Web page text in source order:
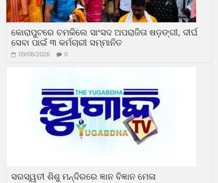
କୋରାପୁଟରେ ଚମକିଲେ ସାଂସଦ ଅପରାଜିତା ଷଡ଼ଙ୍ଗୀ, ଦୀର୍ଘ
ସେବା ପାଇଁ ୩ କର୍ମଚାରୀ ସମ୍ମାନିତ
09/08/2026 0
ସରସ୍ୱତୀ ଶିଶୁ ମନ୍ଦିରରେ ଜ୍ଞାନ ବିଜ୍ଞାନ ମେଳା